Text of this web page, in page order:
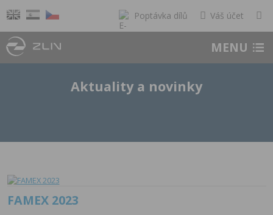
Poptávka dílů Váš účet
MENU
Aktuality a novinky
FAMEX 2023